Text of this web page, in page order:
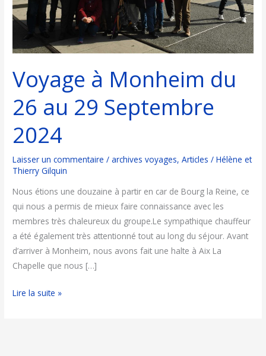
Voyage à Monheim du
26 au 29 Septembre
2024
Laisser un commentaire /archives voyages,Articles /Hélène et
Thierry Gilquin
Nous étions une douzaine à partir en car de Bourg la Reine, ce
qui nous a permis de mieux faire connaissance avec les
membres très chaleureux du groupe.Le sympathique chauffeur
a été également très attentionné tout au long du séjour. Avant
d’arriver à Monheim, nous avons fait une halte à Aix La
Chapelle que nous […]
au
29
Septembre
2024
Lire la suite »